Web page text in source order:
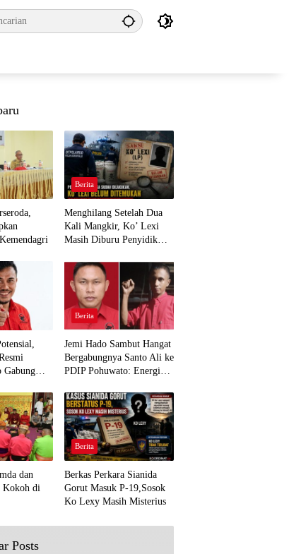
Berita
Menghilang Setelah Dua
Kali Mangkir, Ko’ Lexi
Masih Diburu Penyidik
Gabung
Bumi
Berita
Jemi Hado Sambut Hangat
Bergabungnya Santo Ali ke
PDIP Pohuwato: Energi
Rakyat
dan
Kokoh di
Berita
Berkas Perkara Sianida
Gorut Masuk P-19,Sosok
Ko Lexy Masih Misterius
Posts